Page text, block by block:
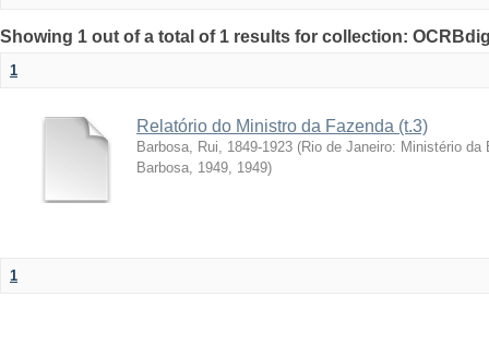
Showing 1 out of a total of 1 results for collection:
1
Relatório do Ministro da Fazenda (t.3)
Barbosa, Rui, 1849-1923 (Rio de Janeiro: Ministério
Barbosa, 1949, 1949)
1